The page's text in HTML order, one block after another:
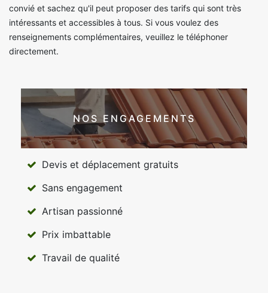
convié et sachez qu'il peut proposer des tarifs qui sont très
intéressants et accessibles à tous. Si vous voulez des
renseignements complémentaires, veuillez le téléphoner
directement.
NOS ENGAGEMENTS
Devis et déplacement gratuits
Sans engagement
Artisan passionné
Prix imbattable
Travail de qualité